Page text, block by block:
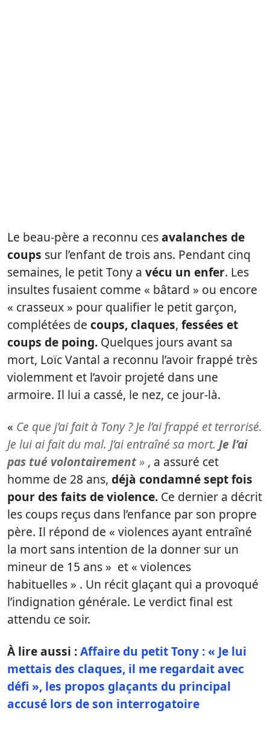
Le beau-père a reconnu cesavalanches de
coups sur l’enfant de trois ans. Pendant cinq
semaines, le petit Tony a vécu un enfer. Les
insultes fusaient comme « bâtard » ou encore
« crasseux » pour qualifier le petit garçon,
complétées de coups, claques, fessées et
coups de poing. Quelques jours avant sa
mort, Loïc Vantal a reconnu l’avoir frappé très
violemment et l’avoir projeté dans une
armoire. Il lui a cassé, le nez, ce jour-là.
« Ce que j’ai fait à Tony ? Je l’ai frappé et terrorisé.
Je lui ai fait du mal. J’ai entraîné sa mort. Je l’ai
pas tué volontairement» , a assuré cet
homme de 28 ans, déjà condamné sept fois
pour des faits de violence. Ce dernier a décrit
les coups reçus dans l’enfance par son propre
père. Il répond de « violences ayant entraîné
la mort sans intention de la donner sur un
mineur de 15 ans » et « violences
habituelles » . Un récit glaçant qui a provoqué
l’indignation générale. Le verdict final est
attendu ce soir.
À lire aussi :Affaire du petit Tony : « Je lui
mettais des claques, il me regardait avec
défi », les propos glaçants du principal
accusé lors de son interrogatoire